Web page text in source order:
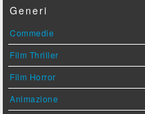
Generi
Commedie
Film Thriller
Film Horror
Animazione